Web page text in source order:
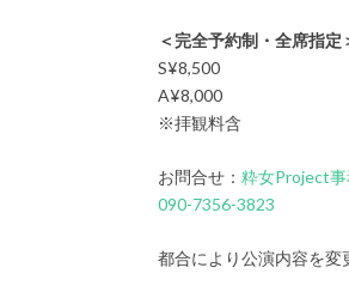
＜完全予約制・全席指定
S¥8,500
A¥8,000
※拝観料含
お問合せ： 粋女Project事
090-7356-3823
都合により公演内容を変